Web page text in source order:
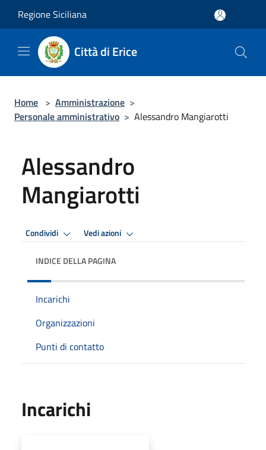
Regione Siciliana
Città di Erice
Home > Amministrazione >
Personale amministrativo > Alessandro Mangiarotti
Alessandro
Mangiarotti
Condividi Vedi azioni
INDICE DELLA PAGINA
Incarichi
Organizzazioni
Punti di contatto
Incarichi